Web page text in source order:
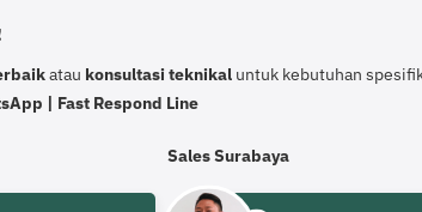
atau konsultasi teknikal untuk kebutuhan
| Fast Respond Line
Sales Surabaya